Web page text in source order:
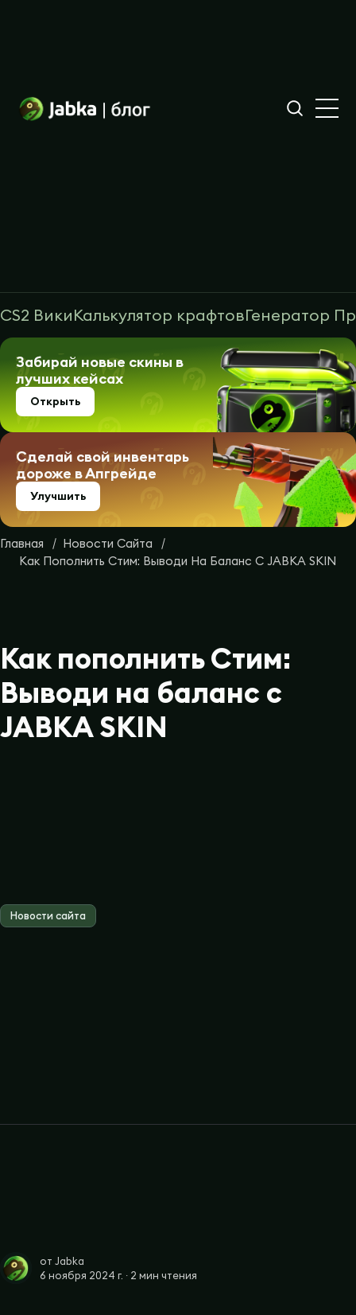
CS2 ВикиКалькулятор крафтовГенератор
Забирай новые скины в
лучших кейсах
Открыть
Сделай свой инвентарь
дороже в Апгрейде
Улучшить
Главная
Новости Сайта
Как Пополнить Стим: Выводи На Баланс С JABKA SKIN
Как пополнить Стим:
Выводи на баланс с
JABKA SKIN
Новости сайта
от Jabka
6 ноября 2024 г. ∙ 2 мин чтения